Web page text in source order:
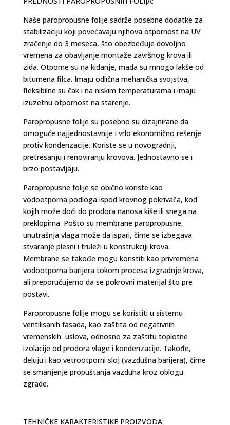
Naše paropropusne folije sadrže posebne dodatke za
stabilizaciju koji povećavaju njihova otpornost na UV
zračenje do 3 meseca, što obezbeđuje dovoljno
vremena za obavljanje montaže završnog krova ili
zida. Otporne su na kidanje, mada su mnogo lakše od
bitumena filca. Imaju odlična mehanička svojstva,
fleksibilne su čak i na niskim temperaturama i imaju
izuzetnu otpornost na starenje.
Paropropusne folije su posebno su dizajnirane da
omoguće najjednostavnije i vrlo ekonomično rešenje
protiv kondenzacije. Koriste se u novogradnji,
pretresanju i renoviranju krovova. Jednostavno se i
brzo postavljaju.
Paropropusne folije se obično koriste kao
vodootporna podloga ispod krovnog pokrivača, kod
kojih može doći do prodora nanosa kiše ili snega na
preklopima. Pošto su membrane paropropusne,
unutrašnja vlaga može da ispari, čime se izbegava
stvaranje plesni i truleži u konstrukciji krova.
Membrane se takođe mogu koristiti kao privremena
vodootporna barijera tokom procesa izgradnje krova,
ali preporučujemo da se pokrovni materijal što pre
postavi.
Paropropusne folije mogu se koristiti u sistemu
ventilisanih fasada, kao zaštita od negativnih
vremenskih uslova, odnosno za zaštitu toplotne
izolacije od prodora vlage i kondenzacije. Takođe,
deluju i kao vetrootporni sloj (vazdušna barijera), čime
se smanjenje propuštanja vazduha kroz oblogu
zgrade.
TEHNIČKE KARAKTERISTIKE PROIZVODA: